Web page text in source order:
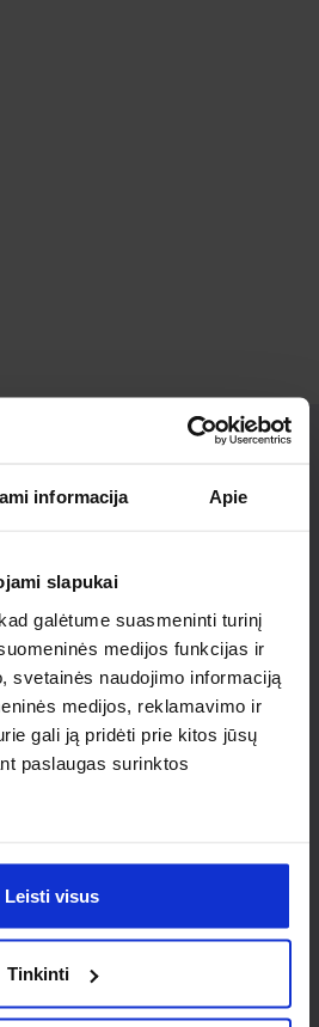
informacija Apie
slapukai
galėtume suasmeninti turinį
medijos funkcijas ir
svetainės naudojimo informaciją
medijos, reklamavimo ir
gali ją pridėti prie kitos jūsų
paslaugas surinktos
Leisti visus
Tinkinti
dėl
aptarimo.